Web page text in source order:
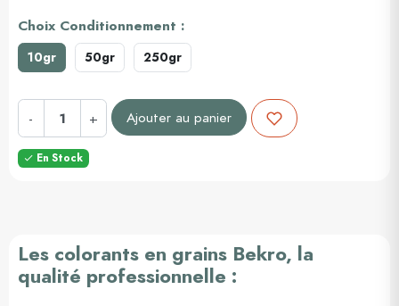
Choix Conditionnement :
10gr 50gr 250gr
- + Ajouter au panier
 En Stock
Les colorants en grains Bekro, la
qualité professionnelle :